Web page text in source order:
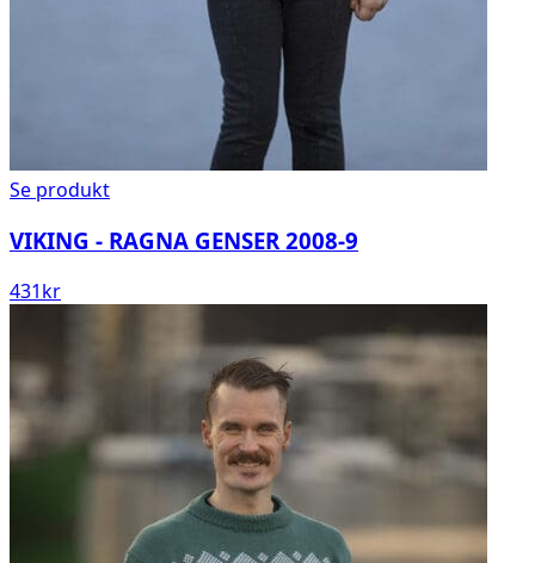
Se produkt
VIKING - RAGNA GENSER 2008-9
431kr